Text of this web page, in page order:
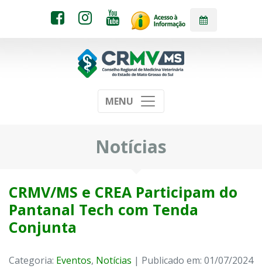
MENU
Notícias
CRMV/MS e CREA Participam do
Pantanal Tech com Tenda
Conjunta
Categoria: Eventos, Notícias | Publicado em: 01/07/2024